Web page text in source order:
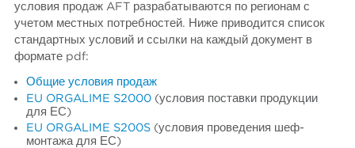
условия продаж AFT разрабатываются по регионам с
учетом местных потребностей. Ниже приводится список
стандартных условий и ссылки на каждый документ в
формате pdf:
Общие условия продаж
EU ORGALIME S2000(условия поставки продукции
для ЕС)
EU ORGALIME S200S(условия проведения шеф-
монтажа для ЕС)